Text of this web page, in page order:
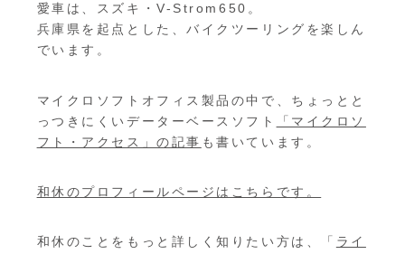
愛車は、スズキ・V-Strom650。
兵庫県を起点とした、バイクツーリングを楽しん
でいます。
マイクロソフトオフィス製品の中で、ちょっとと
っつきにくいデーターベースソフト
「マイクロソ
フト・アクセス」の記事 も書いています。
和休のプロフィールページはこちらです。
和休のことをもっと詳しく知りたい方は、「 ライ